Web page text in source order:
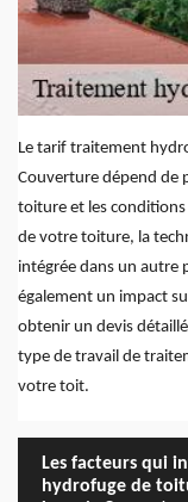
Le tarif traitement
Couverture dépend de
toiture et les
de votre toiture, la
intégrée dans un
également un impact
obtenir un devis
type de travail de
votre toit.
Les facteurs qui
hydrofuge de